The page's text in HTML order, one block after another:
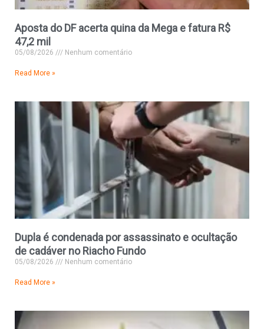
Aposta do DF acerta quina da Mega e fatura R$
47,2 mil
05/08/2026 Nenhum comentário
Read More »
Dupla é condenada por assassinato e ocultação
de cadáver no Riacho Fundo
05/08/2026 Nenhum comentário
Read More »